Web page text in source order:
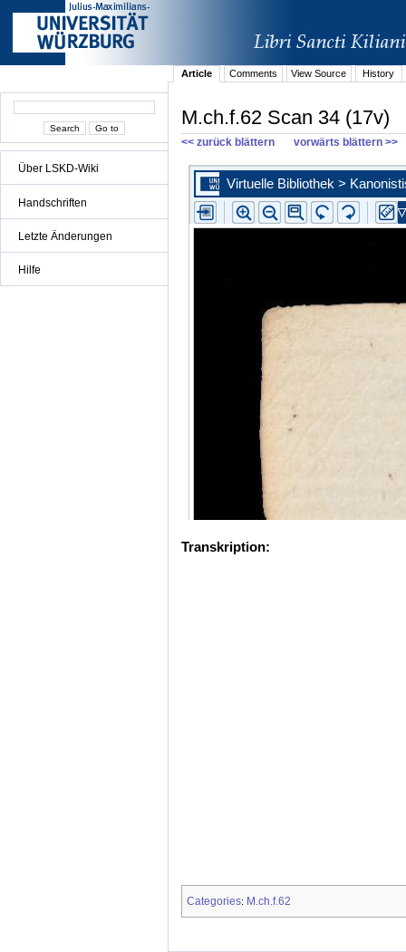
Über LSKD-Wiki
Handschriften
Letzte Änderungen
Hilfe
Article Comments View Source History
M.ch.f.62 Scan 34 (17v)
<< zurück blättern vorwärts blättern >>
Transkription:
Categories: M.ch.f.62